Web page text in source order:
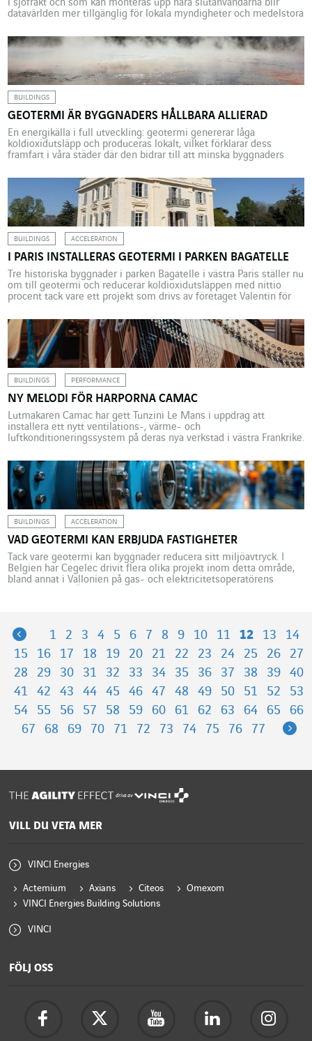
i sjöfrakt och som kan monteras upp nära slutanvändarna blir
datavärlden mer tillgänglig för lokala myndigheter och medelstora
i hushåll och på företag har fullkomligt exploderat, 5G sprider sig
snabbt och föremål kopplas upp till […]
BUILDINGS
GEOTERMI ÄR BYGGNADERS HÅLLBARA ALLIERAD
En energikälla i full utveckling: geotermi genererar låga
koldioxidutsläpp och produceras lokalt, vilket förklarar dess
framfart i våra städer där den bidrar till att minska byggnaders
stor expertis och erfarenhet inom området och ökar därmed nu
antalet geotermiska projekt som de driver.
BUILDINGS ACCELERATION
I PARIS INSTALLERAS GEOTERMI I PARKEN BAGATELLE
Tre historiska byggnader i parken Bagatelle i västra Paris ställer nu
om till geotermi och reducerar koldioxidutsläppen med nittio
procent tack vare ett projekt som drivs av företaget Valentin för
Amelia, som ligger i Boulogne-skogen i Paris, lyfts ny av ett
ambitiöst projekt som drivs av Fondation […]
BUILDINGS PERFORMANCE
NY MELODI FÖR HARPORNA CAMAC
Lutmakaren Camac har gett Tunzini Le Mans i uppdrag att
installera ett nytt ventilations-, värme- och
luftkonditioneringssystem på deras nya verkstad i västra Frankrike.
hantverks toner för att garantera mästerlig musik.
©AtypixKlimatteknik brukar inte vara känt för ljuv musik, men det
finns ett undantag. Mitt […]
BUILDINGS ACCELERATION
VAD GEOTERMI KAN ERBJUDA FASTIGHETER
Tack vare geotermi kan byggnader reducera sitt miljöavtryck. I
Belgien har Cegelec drivit flera olika projekt inom detta område,
bland annat i Vallonien på gas- och elektricitetsoperatörens
Previous
1 2 3 4 5 6 7 8 9 10 11 12 13
14
15
16 17 18 19 20 21 22 23 24 25 26
27
28
29 30 31 32 33 34 35 36 37 38 39
40
41
42 43 44 45 46 47 48 49 50 51 52
53
54
55 56 57 58 59 60 61 62 63 64 65
66
67
68 69 70 71 72 73 74 75 76 77
drivs av
VILL DU VETA MER
VINCI Energies
Actemium Axians Citeos
Omexom
VINCI Energies Building Solutions
VINCI
FÖLJ OSS